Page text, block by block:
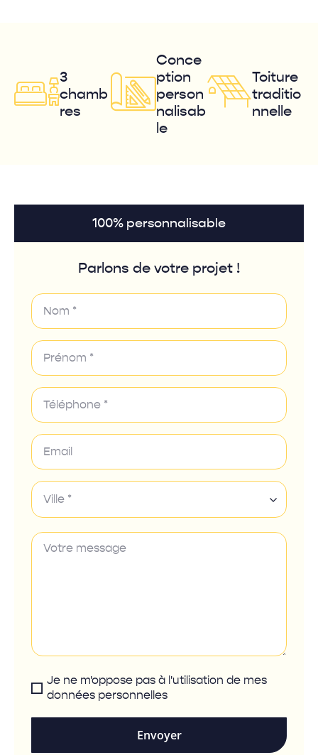
3
chamb
res
Conce
ption
person
nalisab
le
Toiture
traditio
nnelle
100% personnalisable
Parlons de votre projet !
Ville *
Je ne m'oppose pas à l'utilisation de mes
données personnelles
Envoyer